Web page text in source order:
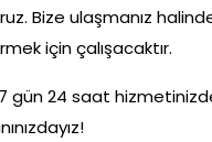
Bize ulaşmanız
için çalışacaktır.
gün 24 saat